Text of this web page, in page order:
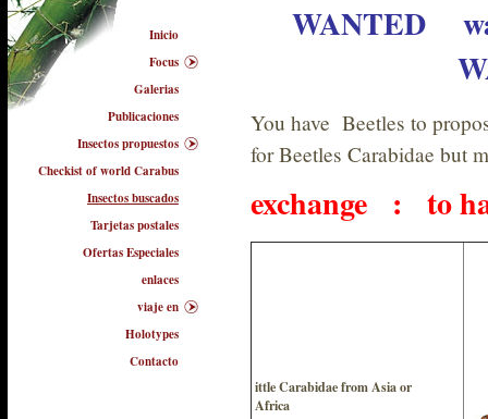
Inicio
Focus
Galerias
Publicaciones
Insectos propuestos
Checkist of world Carabus
Insectos buscados
Tarjetas postales
Ofertas Especiales
enlaces
viaje en
Holotypes
Contacto
WANTED
You have Beetles to
for Beetles Carabidae but
exchange : to
ittle Carabidae from Asia or
Africa